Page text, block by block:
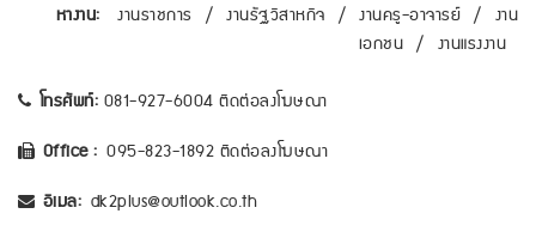
หางาน:
งานราชการ / งานรัฐวิสาหกิจ / งานครู-อาจารย์ / งาน
เอกชน / งานแรงงาน
โทรศัพท์: 081-927-6004 ติดต่อลงโฆษณา
Office : 095-823-1892 ติดต่อลงโฆษณา
อีเมล: dk2plus@outlook.co.th